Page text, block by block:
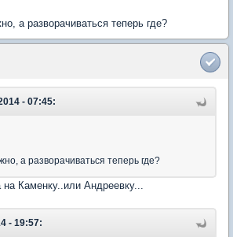
а разворачиваться теперь где?
- 07:45:
а разворачиваться теперь где?
на Каменку..или Андреевку...
- 19:57: